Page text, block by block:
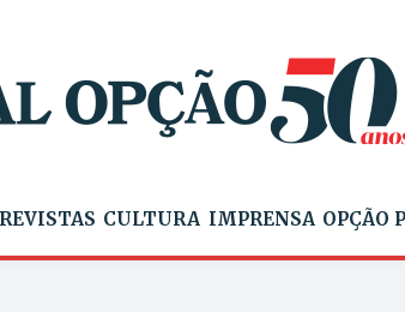
CULTURA IMPRENSA OPÇÃO